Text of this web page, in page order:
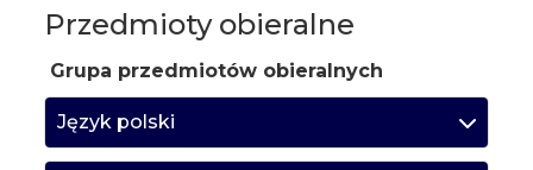
Przedmioty obieralne
Grupa przedmiotów obieralnych
Język polski